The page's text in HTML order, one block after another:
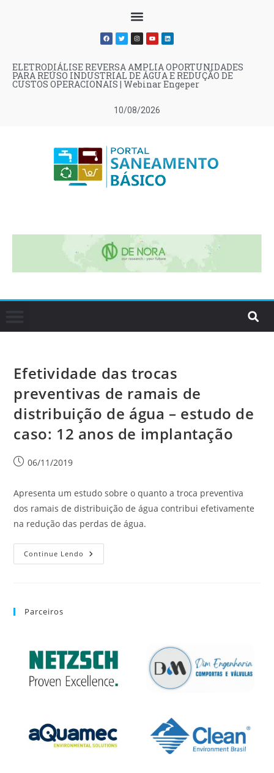
10/08/2026
ELETRODIÁLISE REVERSA AMPLIA OPORTUNIDADES
PARA REÚSO INDUSTRIAL DE ÁGUA E REDUÇÃO DE
CUSTOS OPERACIONAIS | Webinar Engeper
Efetividade das trocas
preventivas de ramais de
distribuição de água – estudo de
caso: 12 anos de implantação
06/11/2019
Apresenta um estudo sobre o quanto a troca preventiva
dos ramais de distribuição de água contribui efetivamente
na redução das perdas de água.
Continue Lendo
Parceiros